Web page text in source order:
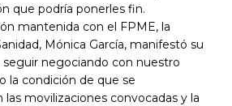
que podría ponerles fin.
mantenida con el FPME, la
Mónica García, manifestó su
seguir negociando con nuestro
la condición de que se
las movilizaciones convocadas y la